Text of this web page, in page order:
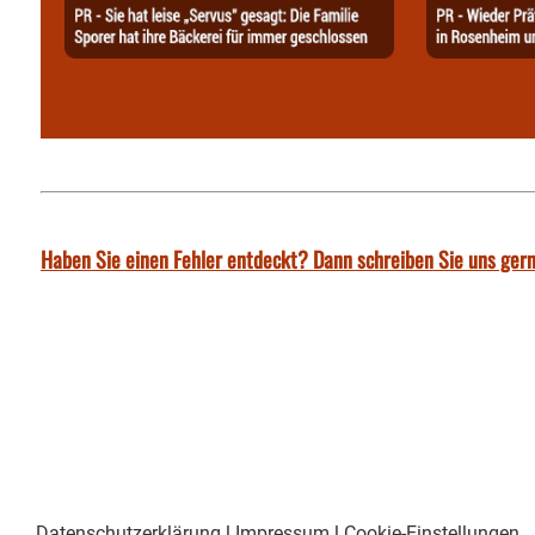
Haben Sie einen Fehler entdeckt? Dann schreiben Sie uns